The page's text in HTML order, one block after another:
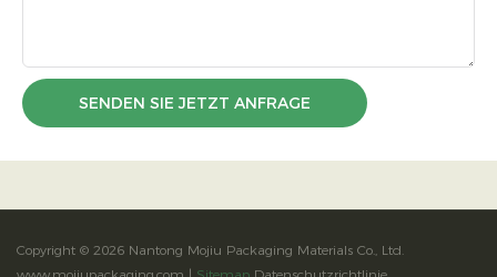
SENDEN SIE JETZT ANFRAGE
Copyright © 2026 Nantong Mojiu Packaging Materials Co., Ltd.